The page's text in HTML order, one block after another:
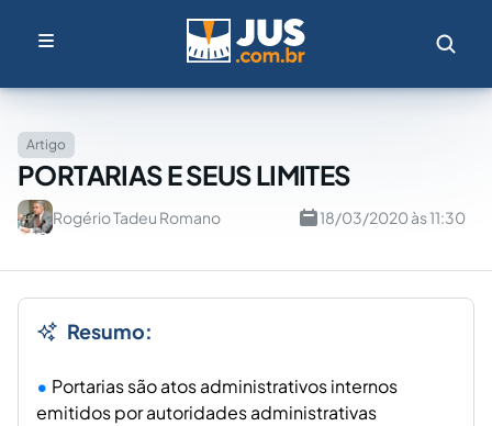
Artigo
PORTARIAS E SEUS LIMITES
Rogério Tadeu Romano 18/03/2020 às 11:30
Resumo:
Portarias são atos administrativos internos
emitidos por autoridades administrativas